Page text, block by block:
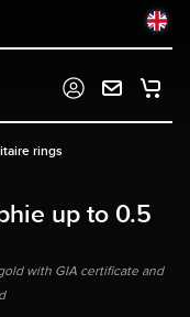
rings
up to 0.5
with GIA certificate and